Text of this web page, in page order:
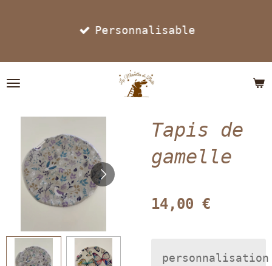
Personnalisable
Tapis de
gamelle
14,00 €
personnalisation